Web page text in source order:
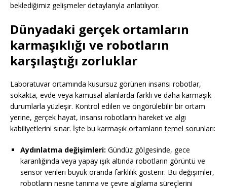
beklediğimiz gelişmeler detaylarıyla anlatılıyor.
Dünyadaki gerçek ortamların
karmaşıklığı ve robotların
karşılaştığı zorluklar
Laboratuvar ortamında kusursuz görünen insansı robotlar,
sokakta, evde veya kamusal alanlarda farklı ve daha karmaşık
durumlarla yüzleşir. Kontrol edilen ve öngörülebilir bir ortam
yerine, gerçek hayat, insansı robotların hareket ve algı
kabiliyetlerini sınar. İşte bu karmaşık ortamların temel sorunları:
Aydınlatma değişimleri: Gündüz gölgesinde, gece
karanlığında veya yapay ışık altında robotların görüntü ve
sensör verileri büyük oranda farklılık gösterir. Bu değişimler,
robotların nesne tanıma ve çevre algılama süreçlerini